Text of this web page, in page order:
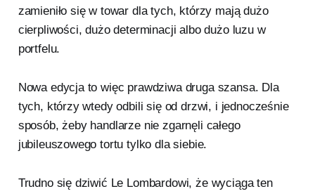
zamieniło się w towar dla tych, którzy mają dużo
cierpliwości, dużo determinacji albo dużo luzu w
portfelu.
Nowa edycja to więc prawdziwa druga szansa. Dla
tych, którzy wtedy odbili się od drzwi, i jednocześnie
sposób, żeby handlarze nie zgarnęli całego
jubileuszowego tortu tylko dla siebie.
Trudno się dziwić Le Lombardowi, że wyciąga ten